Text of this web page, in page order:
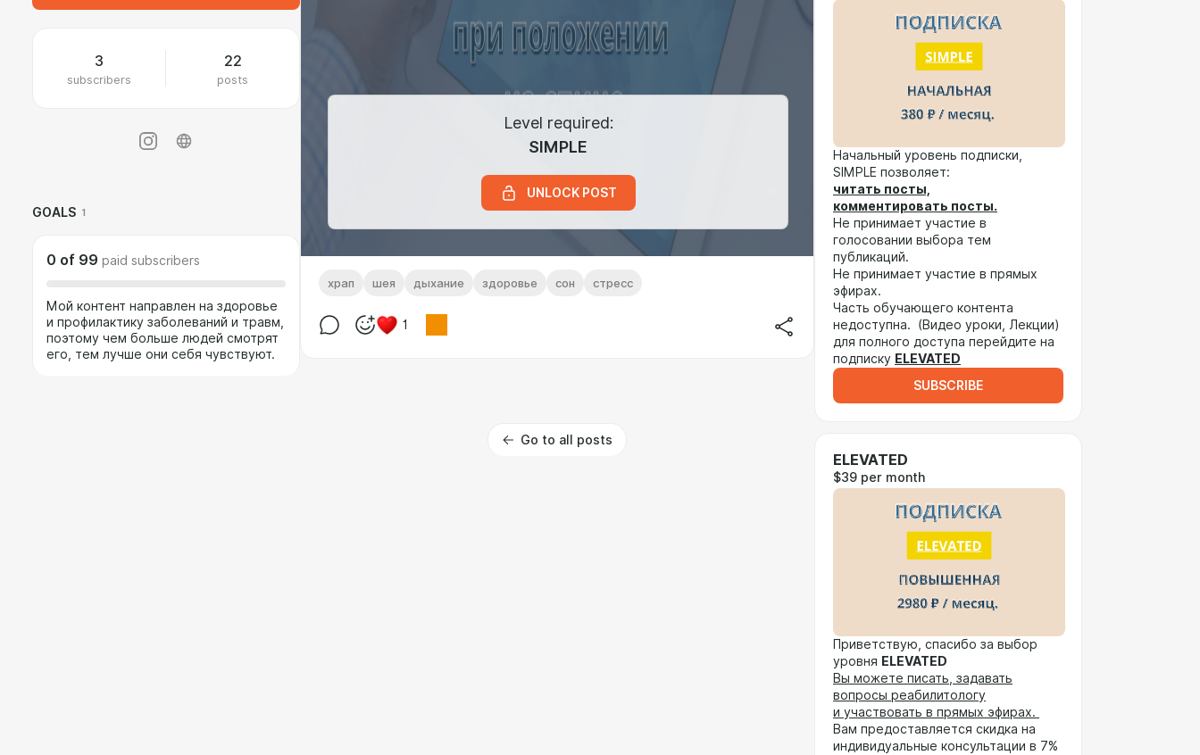
3
subscribers
22
posts
GOALS 1
0 of 99 paid subscribers
Мой контент направлен на здоровье
и профилактику заболеваний и травм,
поэтому чем больше людей смотрят
его, тем лучше они себя чувствуют.
Level required:
SIMPLE
UNLOCK POST
храп шея дыхание здоровье сон стресс
1
Go to all posts
Начальный уровень подписки,
SIMPLE позволяет:
читать посты,
комментировать посты.
Не принимает участие в
голосовании выбора тем
публикаций.
Не принимает участие в прямых
эфирах.
Часть обучающего контента
недоступна. (Видео уроки, Лекции)
для полного доступа перейдите на
подписку ELEVATED
SUBSCRIBE
ELEVATED
$39 per month
Приветствую, спасибо за выбор
уровня ELEVATED
Вы можете писать, задавать
вопросы реабилитологу
и участвовать в прямых эфирах.
Вам предоставляется скидка на
индивидуальные консультации в 7%